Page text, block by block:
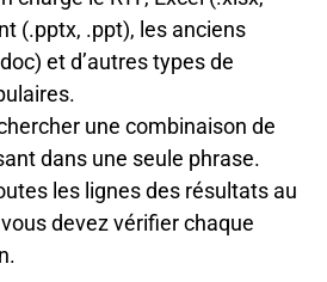
(.pptx, .ppt), les anciens
et d’autres types de
une combinaison de
dans une seule phrase.
les lignes des résultats au
devez vérifier chaque